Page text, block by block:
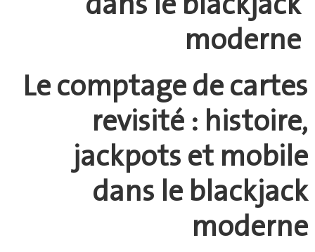
moderne
Le comptage de cartes
revisité : histoire,
jackpots et mobile
dans le blackjack
moderne